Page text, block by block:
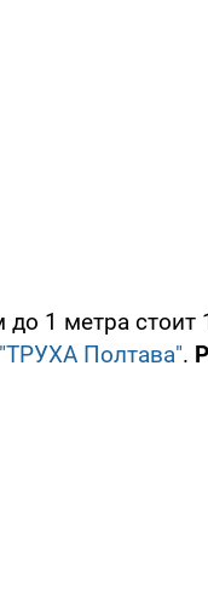
1 метра стоит
"ТРУХА Полтава".